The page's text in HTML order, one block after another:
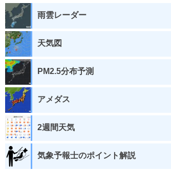
雨雲レーダー
天気図
PM2.5分布予測
アメダス
2週間天気
気象予報士のポイント解説